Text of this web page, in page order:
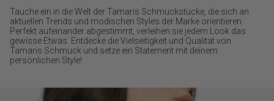
Tauche ein in die Welt der Tamaris Schmuckstücke, die sich an
aktuellen Trends und modischen Styles der Marke orientieren.
Perfekt aufeinander abgestimmt, verleihen sie jedem Look das
gewisse Etwas. Entdecke die Vielseitigkeit und Qualität von
Tamaris Schmuck und setze ein Statement mit deinem
persönlichen Style!